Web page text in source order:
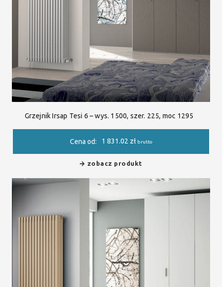
Grzejnik Irsap Tesi 6 – wys. 1500, szer. 225, moc 1295
Cena od: 1 831.02 zł brutto
zobacz produkt